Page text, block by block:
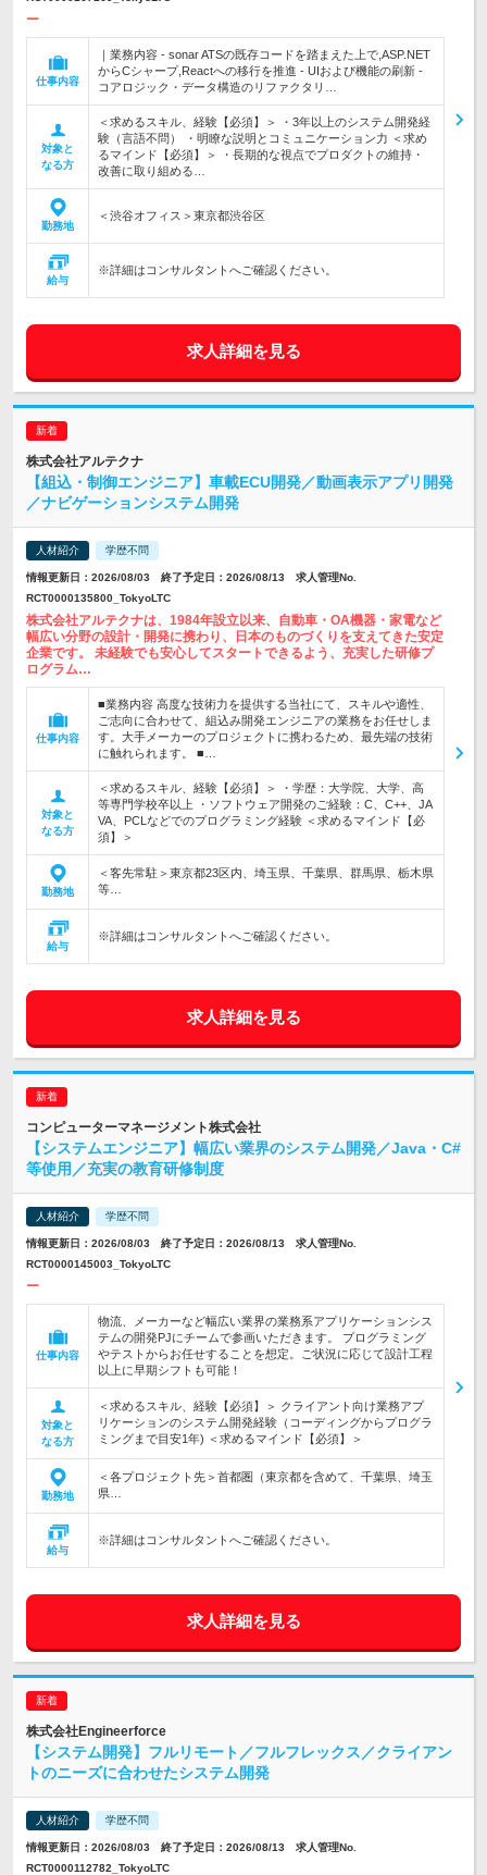
ー
仕事内容
｜業務内容 - sonar ATSの既存コードを踏まえた上で,ASP.NET
からCシャープ,Reactへの移行を推進 - UIおよび機能の刷新 -
コアロジック・データ構造のリファクタリ…
対象と
なる方
＜求めるスキル、経験【必須】＞ ・3年以上のシステム開発経
験（言語不問） ・明瞭な説明とコミュニケーション力 ＜求め
るマインド【必須】＞ ・長期的な視点でプロダクトの維持・
改善に取り組める…
勤務地
＜渋谷オフィス＞東京都渋谷区
給与
※詳細はコンサルタントへご確認ください。
求人詳細を見る
株式会社アルテクナ
【組込・制御エンジニア】車載ECU開発／動画表示アプリ開発
／ナビゲーションシステム開発
人材紹介 学歴不問
情報更新日：2026/08/03 終了予定日：2026/08/13 求人管理No.
RCT0000135800_TokyoLTC
株式会社アルテクナは、1984年設立以来、自動車・OA機器・家電など
幅広い分野の設計・開発に携わり、日本のものづくりを支えてきた安定
企業です。 未経験でも安心してスタートできるよう、充実した研修プ
ログラム…
仕事内容
■業務内容 高度な技術力を提供する当社にて、スキルや適性、
ご志向に合わせて、組込み開発エンジニアの業務をお任せしま
す。大手メーカーのプロジェクトに携わるため、最先端の技術
に触れられます。 ■…
対象と
なる方
＜求めるスキル、経験【必須】＞ ・学歴：大学院、大学、高
等専門学校卒以上 ・ソフトウェア開発のご経験：C、C++、JA
VA、PCLなどでのプログラミング経験 ＜求めるマインド【必
須】＞
勤務地
＜客先常駐＞東京都23区内、埼玉県、千葉県、群馬県、栃木県
等…
給与
※詳細はコンサルタントへご確認ください。
求人詳細を見る
コンピューターマネージメント株式会社
【システムエンジニア】幅広い業界のシステム開発／Java・C#
等使用／充実の教育研修制度
人材紹介 学歴不問
情報更新日：2026/08/03 終了予定日：2026/08/13 求人管理No.
RCT0000145003_TokyoLTC
ー
仕事内容
物流、メーカーなど幅広い業界の業務系アプリケーションシス
テムの開発PJにチームで参画いただきます。 プログラミング
やテストからお任せすることを想定。ご状況に応じて設計工程
以上に早期シフトも可能！
対象と
なる方
＜求めるスキル、経験【必須】＞ クライアント向け業務アプ
リケーションのシステム開発経験（コーディングからプログラ
ミングまで目安1年) ＜求めるマインド【必須】＞
勤務地
＜各プロジェクト先＞首都圏（東京都を含めて、千葉県、埼玉
県…
給与
※詳細はコンサルタントへご確認ください。
求人詳細を見る
株式会社Engineerforce
【システム開発】フルリモート／フルフレックス／クライアン
トのニーズに合わせたシステム開発
人材紹介 学歴不問
情報更新日：2026/08/03 終了予定日：2026/08/13 求人管理No.
RCT0000112782_TokyoLTC